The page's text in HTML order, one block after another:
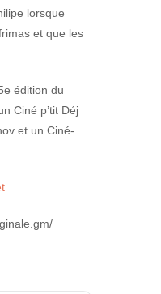
lorsque
et que les
édition du
Ciné p’tit Déj
et un Ciné-